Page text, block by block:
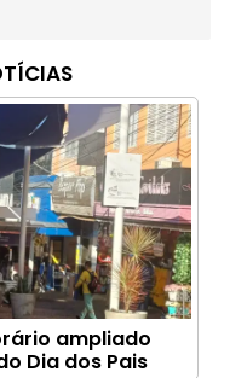
ampliado
Dia dos Pais